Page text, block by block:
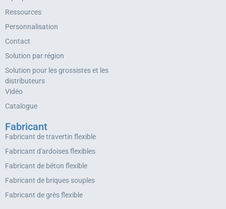
Ressources
Personnalisation
Contact
Solution par région
Solution pour les grossistes et les
distributeurs
Vidéo
Catalogue
Fabricant
Fabricant de travertin flexible
Fabricant d'ardoises flexibles
Fabricant de béton flexible
Fabricant de briques souples
Fabricant de grès flexible